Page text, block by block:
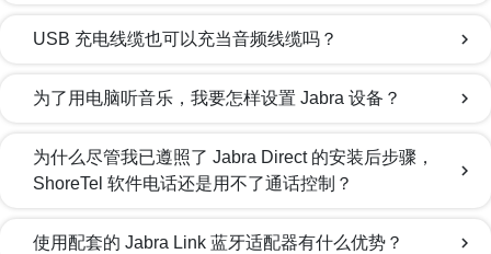
USB 充电线缆也可以充当音频线缆吗？ chevron_right
为了用电脑听音乐，我要怎样设置 Jabra 设备？ chevron_right
为什么尽管我已遵照了 Jabra Direct 的安装后步骤，
ShoreTel 软件电话还是用不了通话控制？
chevron_right
使用配套的 Jabra Link 蓝牙适配器有什么优势？ chevron_right